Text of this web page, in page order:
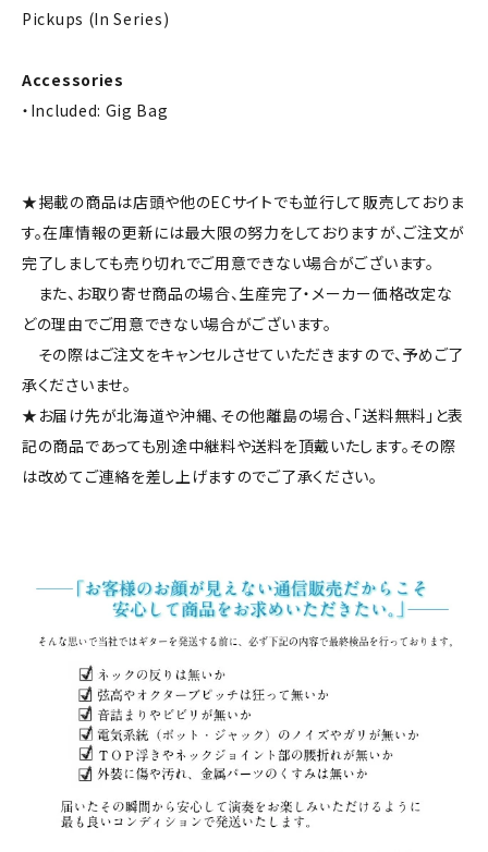
Pickups (In Series)
Accessories
・Included: Gig Bag
★掲載の商品は店頭や他のECサイトでも並行して販売しておりま
す。在庫情報の更新には最大限の努力をしておりますが、ご注文が
完了しましても売り切れでご用意できない場合がございます。
また、お取り寄せ商品の場合、生産完了・メーカー価格改定な
どの理由でご用意できない場合がございます。
その際はご注文をキャンセルさせていただきますので、予めご了
承くださいませ。
★お届け先が北海道や沖縄、その他離島の場合、「送料無料」と表
記の商品であっても別途中継料や送料を頂戴いたします。その際
は改めてご連絡を差し上げますのでご了承ください。